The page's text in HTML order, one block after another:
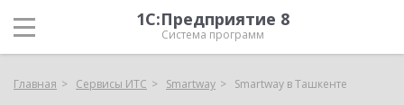
1С:Предприятие 8
Система программ
Главная Сервисы ИТС Smartway Smartway в Ташкенте